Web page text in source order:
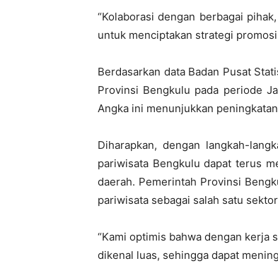
“Kolaborasi dengan berbagai
untuk menciptakan strategi
Berdasarkan data Badan Pusat
Provinsi Bengkulu pada periode
Angka ini menunjukkan
Diharapkan, dengan langkah-
pariwisata Bengkulu dapat terus
daerah. Pemerintah Provinsi
pariwisata sebagai salah satu
“Kami optimis bahwa dengan kerja
dikenal luas, sehingga dapat